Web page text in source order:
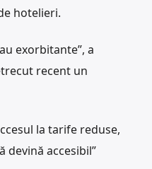
hotelieri.
exorbitante”, a
recent un
la tarife reduse,
devină accesibil”